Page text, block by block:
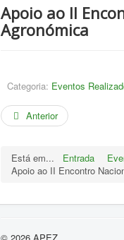
Apoio ao II
Agronómica
Categoria: Eventos
Anterior
Está em... Entrada
Apoio ao II Encontro